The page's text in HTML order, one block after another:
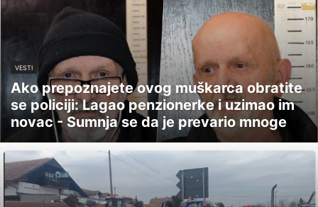
VESTI
Ako prepoznajete ovog muškarca obratite
se policiji: Lagao penzionerke i uzimao im
novac - Sumnja se da je prevario mnoge